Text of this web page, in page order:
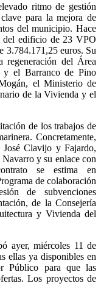
ritmo de gestión
para la mejora de
del municipio. Hace
del edificio de 23 VPO
3.784.171,25 euros. Su
regeneración del Área
y el Barranco de Pino
el Ministerio de
de la Vivienda y el
de los trabajos de
Concretamente,
Clavijo y Fajardo,
y su enlace con
se estima en
de colaboración
de subvenciones
de la Consejería
y Vivienda del
ayer, miércoles 11 de
ellas ya disponibles en
Público para que las
Los proyectos de